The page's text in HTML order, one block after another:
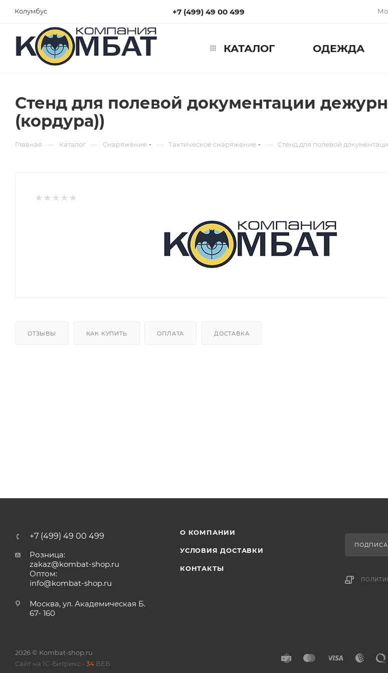
Колумбус +7 (499) 49 00 499
КАТАЛОГ ОДЕЖДА
Стенд для полевой документации
(кордура))
Главная — Каталог — Снаряжение — Тактическое снаряжение — Стенд для полевой
ОТЗЫВЫ КАК КУПИТЬ ОПЛАТА ДОСТАВКА
+7 (499) 49 00 499
Розница:
zakaz@kombat-shop.ru
Оптом:
info@kombat-shop.ru
Москва, ул. Академическая Б.
67- 160
О КОМПАНИИ
УСЛОВИЯ ДОСТАВКИ
КОНТАКТЫ
2026 © Kombat-shop.ru
Сайт на 1С-Битрикс - 34 ВЕБ